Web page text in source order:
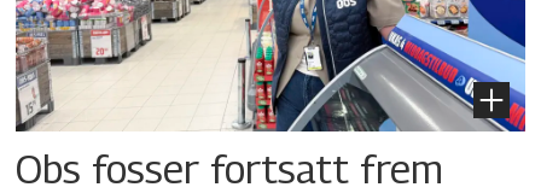
Obs fosser fortsatt frem